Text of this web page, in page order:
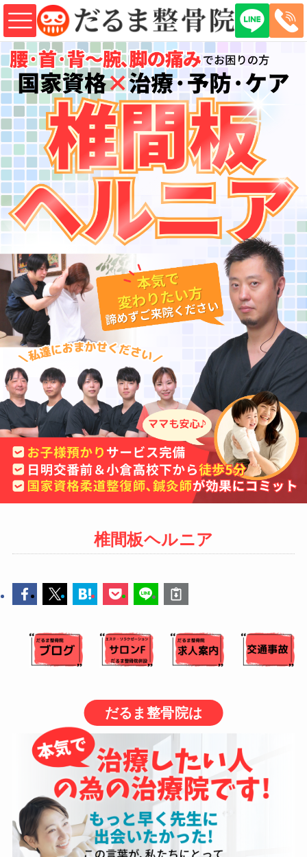
椎間板ヘルニア
だるま整骨院は